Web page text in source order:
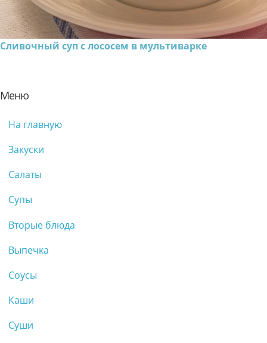
Сливочный суп с лососем в мультиварке
Меню
На главную
Закуски
Салаты
Супы
Вторые блюда
Выпечка
Соусы
Каши
Суши